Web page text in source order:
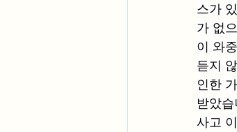
스가
가 없
이 와
듣지
인한
받았습
사고